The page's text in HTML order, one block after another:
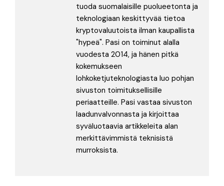
tuoda suomalaisille puolueetonta ja
teknologiaan keskittyvää tietoa
kryptovaluutoista ilman kaupallista
"hypeä". Pasi on toiminut alalla
vuodesta 2014, ja hänen pitkä
kokemukseen
lohkoketjuteknologiasta luo pohjan
sivuston toimituksellisille
periaatteille. Pasi vastaa sivuston
laadunvalvonnasta ja kirjoittaa
syväluotaavia artikkeleita alan
merkittävimmistä teknisistä
murroksista.